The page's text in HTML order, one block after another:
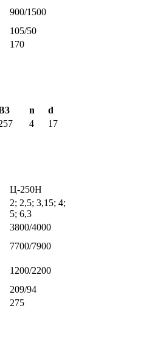
900/1500
105/50
170
n
d
4 17
Ц-250Н
2; 2,5; 3,15; 4;
5; 6,3
3800/4000
7700/7900
1200/2200
209/94
275